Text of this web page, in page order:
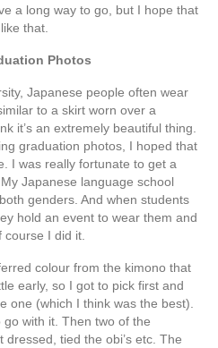
a long way to go, but I hope that
that.
Photos
Japanese people often wear
to a skirt worn over a
it’s an extremely beautiful thing.
graduation photos, I hoped that
I was really fortunate to get a
Japanese language school
genders. And when students
hold an event to wear them and
I did it.
colour from the kimono that
early, so I got to pick first and
one (which I think was the best).
with it. Then two of the
tied the obi’s etc. The